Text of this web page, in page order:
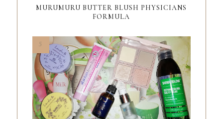
MURUMURU BUTTER BLUSH PHYSICIANS
FORMULA